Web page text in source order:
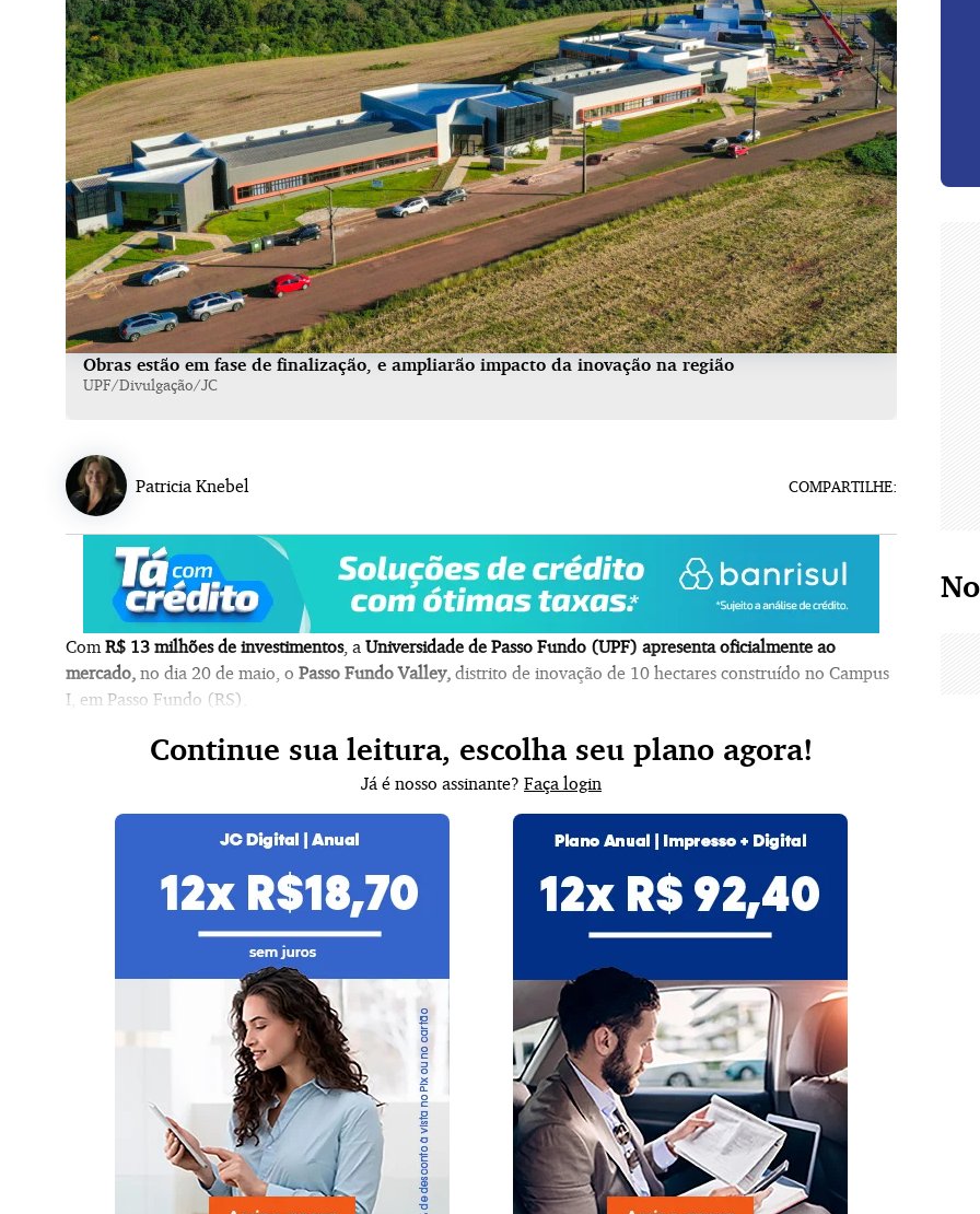
Obras estão em fase de finalização, e ampliarão impacto da inovação na região
UPF/Divulgação/JC
COMPARTILHE:
Patricia Knebel
ComR$ 13 milhões de investimentos, a Universidade de Passo Fundo (UPF) apresenta oficialmente ao
mercado, no dia 20 de maio, o Passo Fundo Valley, distrito de inovação de 10 hectares construído no Campus
I, em Passo Fundo (RS).
Continue sua leitura, escolha seu plano agora!
Já é nosso assinante? Faça login